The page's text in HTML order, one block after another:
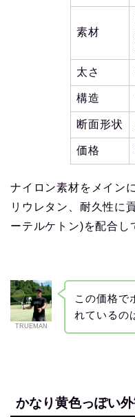
素材
太さ
構造
断面形状
価格
ナイロン素材をメイン
リウレタン、耐久性に
ーテルケトン)を配合し
TRUEMAN
この価格で
れているの
かなり黄色っぽい